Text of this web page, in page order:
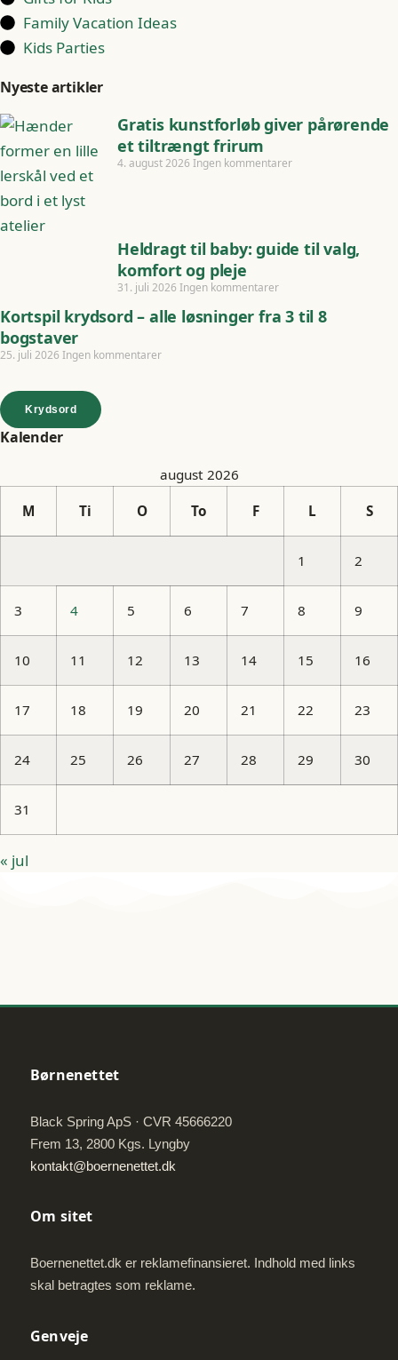
Family Vacation Ideas
Kids Parties
Nyeste artikler
Gratis kunstforløb giver pårørende
et tiltrængt frirum
4. august 2026 Ingen kommentarer
Heldragt til baby: guide til valg,
komfort og pleje
31. juli 2026 Ingen kommentarer
Kortspil krydsord – alle løsninger fra 3 til 8
bogstaver
25. juli 2026 Ingen kommentarer
Krydsord
Kalender
august 2026
M Ti O To F L S
1 2
3 4 5 6 7 8 9
10 11 12 13 14 15 16
17 18 19 20 21 22 23
24 25 26 27 28 29 30
31
« jul
Børnenettet
Black Spring ApS · CVR 45666220
Frem 13, 2800 Kgs. Lyngby
kontakt@boernenettet.dk
Om sitet
Boernenettet.dk er reklamefinansieret. Indhold med links
skal betragtes som reklame.
Genveje